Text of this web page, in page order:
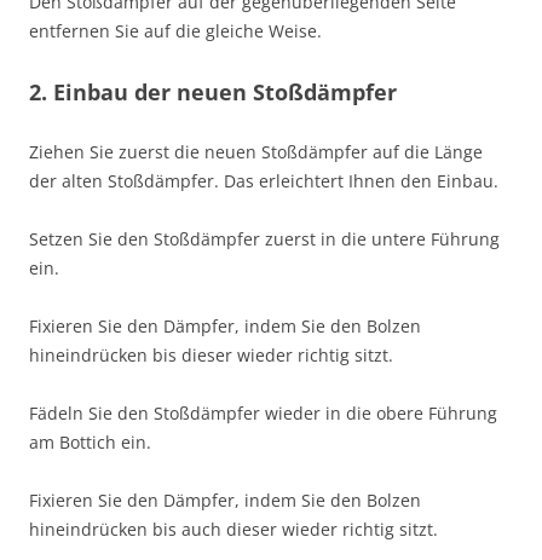
entfernen Sie auf die gleiche Weise.
2. Einbau der neuen Stoßdämpfer
Ziehen Sie zuerst die neuen Stoßdämpfer auf die Länge
der alten Stoßdämpfer. Das erleichtert Ihnen den Einbau.
Setzen Sie den Stoßdämpfer zuerst in die untere Führung
ein.
Fixieren Sie den Dämpfer, indem Sie den Bolzen
hineindrücken bis dieser wieder richtig sitzt.
Fädeln Sie den Stoßdämpfer wieder in die obere Führung
am Bottich ein.
Fixieren Sie den Dämpfer, indem Sie den Bolzen
hineindrücken bis auch dieser wieder richtig sitzt.